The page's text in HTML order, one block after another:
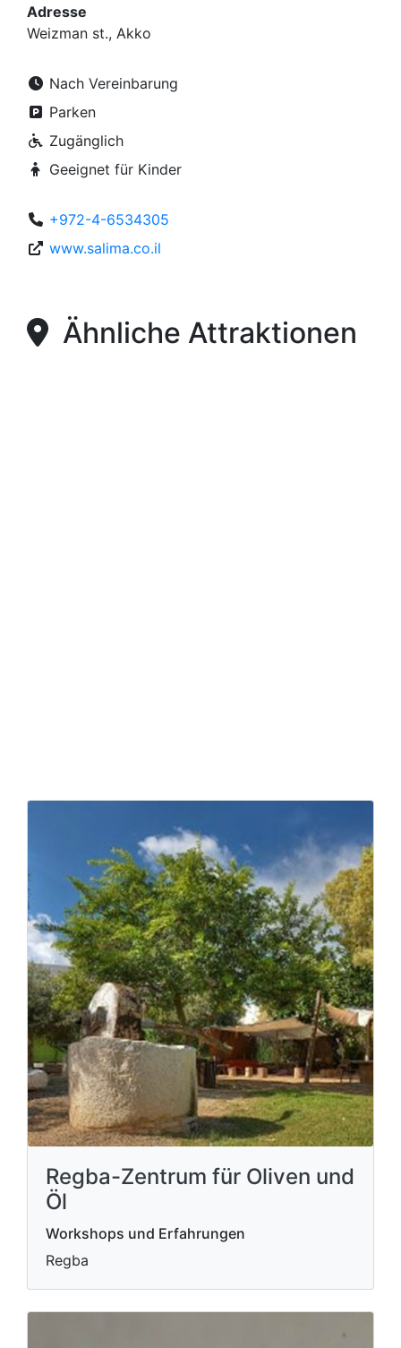
Adresse
Weizman st., Akko
Nach Vereinbarung
Parken
Zugänglich
Geeignet für Kinder
+972-4-6534305
www.salima.co.il
Ähnliche Attraktionen
Regba-Zentrum für Oliven und
Öl
Workshops und Erfahrungen
Regba